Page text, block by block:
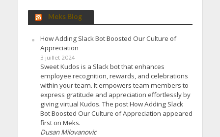
Meks Blog
How Adding Slack Bot Boosted Our Culture of
Appreciation
3 juillet 2024
Sweet Kudos is a Slack bot that enhances
employee recognition, rewards, and celebrations
within your team. It empowers team members to
express gratitude and appreciation effortlessly by
giving virtual Kudos. The post How Adding Slack
Bot Boosted Our Culture of Appreciation appeared
first on Meks.
Dusan Milovanovic